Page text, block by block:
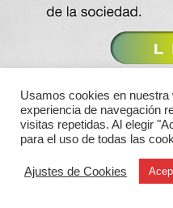
Usamos cookies en
experiencia de navegación
visitas repetidas. Al elegir
para el uso de todas las
Ajustes de Cookies